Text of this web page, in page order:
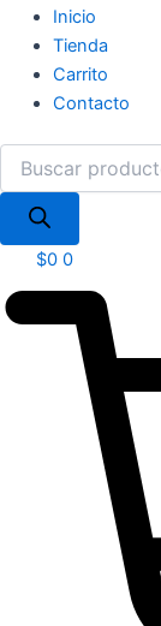
Inicio
Tienda
Carrito
Contacto
$0 0